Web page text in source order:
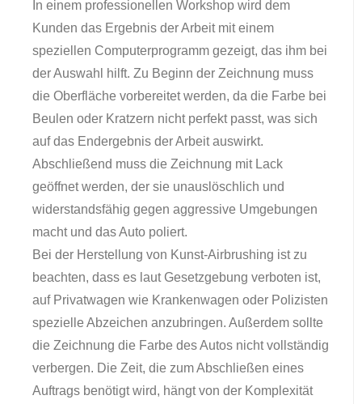
In einem professionellen Workshop wird dem
Kunden das Ergebnis der Arbeit mit einem
speziellen Computerprogramm gezeigt, das ihm bei
der Auswahl hilft. Zu Beginn der Zeichnung muss
die Oberfläche vorbereitet werden, da die Farbe bei
Beulen oder Kratzern nicht perfekt passt, was sich
auf das Endergebnis der Arbeit auswirkt.
Abschließend muss die Zeichnung mit Lack
geöffnet werden, der sie unauslöschlich und
widerstandsfähig gegen aggressive Umgebungen
macht und das Auto poliert.
Bei der Herstellung von Kunst-Airbrushing ist zu
beachten, dass es laut Gesetzgebung verboten ist,
auf Privatwagen wie Krankenwagen oder Polizisten
spezielle Abzeichen anzubringen. Außerdem sollte
die Zeichnung die Farbe des Autos nicht vollständig
verbergen. Die Zeit, die zum Abschließen eines
Auftrags benötigt wird, hängt von der Komplexität